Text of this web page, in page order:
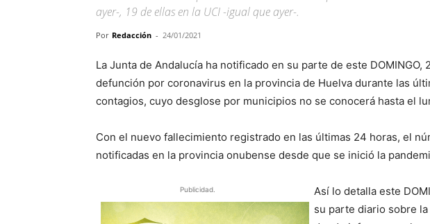
ayer-, 19 de ellas en la UCI -igual que ayer-.
Por Redacción - 24/01/2021
La Junta de Andalucía ha notificado en su parte de este DOMINGO,
defunción por coronavirus en la provincia de Huelva durante las
contagios, cuyo desglose por municipios no se conocerá hasta el
Con el nuevo fallecimiento registrado en las últimas 24 horas, el
notificadas en la provincia onubense desde que se inició la
Publicidad.
Así lo detalla este
su parte diario sobre